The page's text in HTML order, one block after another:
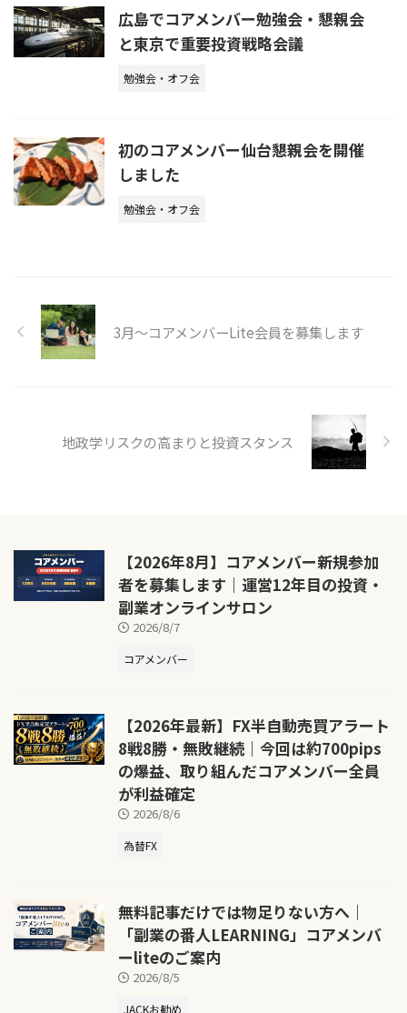
広島でコアメンバー勉強会・懇親会
と東京で重要投資戦略会議
勉強会・オフ会
初のコアメンバー仙台懇親会を開催
しました
勉強会・オフ会
3月〜コアメンバーLite会員を募集します
地政学リスクの高まりと投資スタンス
【2026年8月】コアメンバー新規参加
者を募集します｜運営12年目の投資・
副業オンラインサロン
2026/8/7
コアメンバー
【2026年最新】FX半自動売買アラート
8戦8勝・無敗継続｜今回は約700pips
の爆益、取り組んだコアメンバー全員
が利益確定
2026/8/6
為替FX
無料記事だけでは物足りない方へ｜
「副業の番人LEARNING」コアメンバ
ーliteのご案内
2026/8/5
JACKお勧め